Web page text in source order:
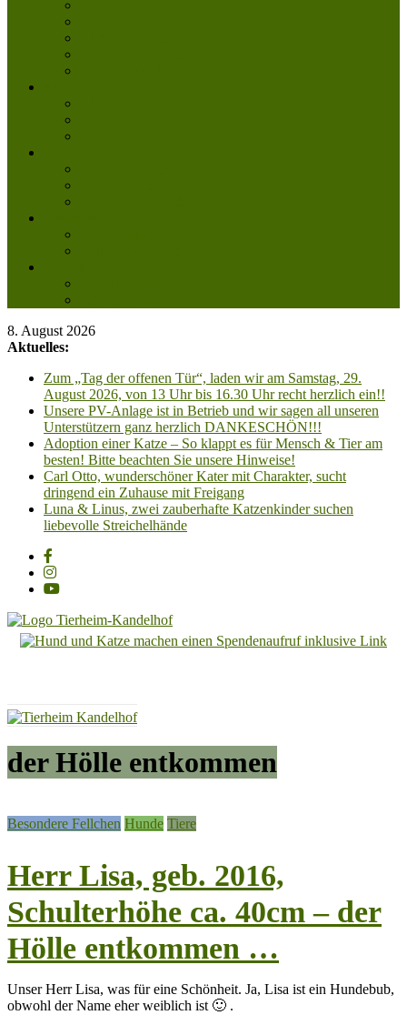
8. August 2026
Aktuelles:
Zum „Tag der offenen Tür“, laden wir am Samstag, 29.
August 2026, von 13 Uhr bis 16.30 Uhr recht herzlich ein!!
Unsere PV-Anlage ist in Betrieb und wir sagen all unseren
Unterstützern ganz herzlich DANKESCHÖN!!!
Adoption einer Katze – So klappt es für Mensch & Tier am
besten! Bitte beachten Sie unsere Hinweise!
Carl Otto, wunderschöner Kater mit Charakter, sucht
dringend ein Zuhause mit Freigang
Luna & Linus, zwei zauberhafte Katzenkinder suchen
liebevolle Streichelhände
Tierheim
Hoffnung
für
Tiere
der Hölle entkommen
Besondere Fellchen Hunde Tiere
Herr Lisa, geb. 2016,
Schulterhöhe ca. 40cm – der
Hölle entkommen …
Unser Herr Lisa, was für eine Schönheit. Ja, Lisa ist ein Hundebub,
obwohl der Name eher weiblich ist 🙂 .